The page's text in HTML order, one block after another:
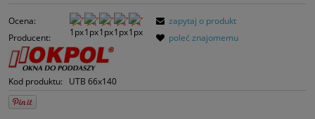
Ocena:
Producent:
Kod produktu: UTB 66x140
zapytaj o produkt
poleć znajomemu